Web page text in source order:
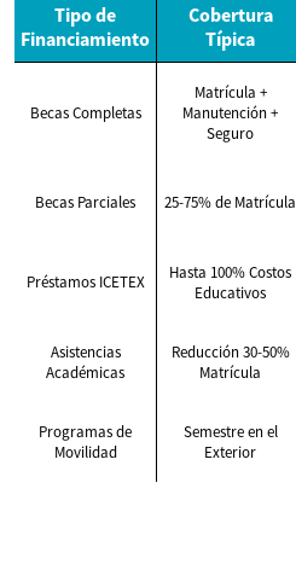
Tipo de
Financiamiento
Cobertura
Típica
Becas Completas
Matrícula +
Manutención +
Seguro
Becas Parciales 25-75% de Matrícula
Préstamos ICETEX
Hasta 100% Costos
Educativos
Asistencias
Académicas
Reducción 30-50%
Matrícula
Programas de
Movilidad
Semestre en el
Exterior